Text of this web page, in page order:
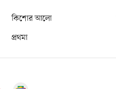
কিশোর আলো
প্রথমা